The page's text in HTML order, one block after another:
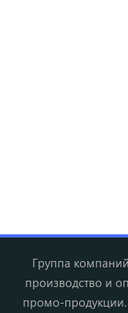
Группа
производство и
промо-